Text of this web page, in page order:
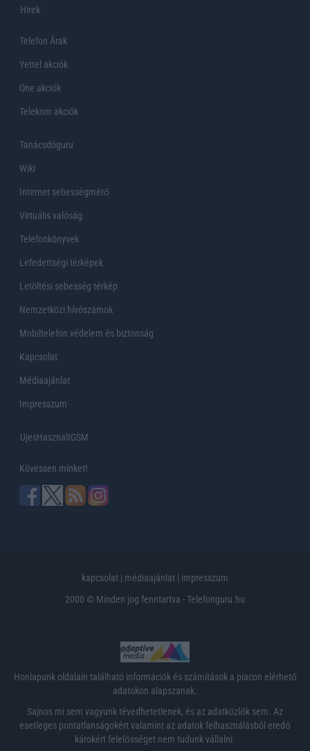
Hirek
Telefon Árak
Yettel akciók
One akciók
Telekom akciók
Tanácsdóguru
Wiki
Internet sebességmérő
Virtuális valóság
Telefonkönyvek
Lefedettségi térképek
Letöltési sebesség térkép
Nemzetközi hívószámok
Mobiltelefon védelem és biztonság
Kapcsolat
Médiaajánlat
Impresszum
UjesHasznaltGSM
Kövessen minket!
kapcsolat | médiaajánlat | impresszum
2000 © Minden jog fenntartva - Telefonguru.hu
Honlapunk oldalain található információk és számítások a piacon elérhető
adatokon alapszanak.
Sajnos mi sem vagyunk tévedhetetlenek, és az adatközlők sem. Az
esetleges pontatlanságokért valamint az adatok felhasználásból eredő
károkért felelősséget nem tudunk vállalni.